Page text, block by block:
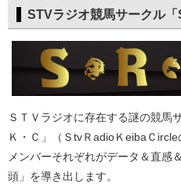
STVラジオ競馬サークル
ＳＴＶラジオに存在する謎の競馬
Ｋ・Ｃ」（ＳtvＲadioＫeibaＣ
メンバーそれぞれがデータ＆直感
頭」を導き出します。